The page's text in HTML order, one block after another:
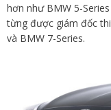
hơn như BMW 5-
từng được giám đốc
và BMW 7-Series.